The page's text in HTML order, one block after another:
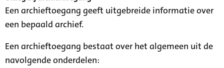
Een archieftoegang geeft uitgebreide informatie over
een bepaald archief.
Een archieftoegang bestaat over het algemeen uit de
navolgende onderdelen: